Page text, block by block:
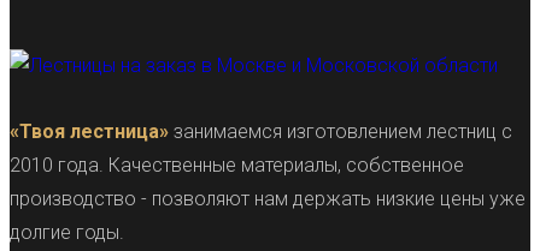
«Твоя лестница» занимаемся изготовлением лестниц с
2010 года. Качественные материалы, собственное
производство - позволяют нам держать низкие цены уже
долгие годы.